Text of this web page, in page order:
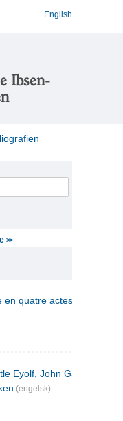
English
Ibsen-
>>
en quatre actes
Eyolf, John Gabriel
(engelsk)